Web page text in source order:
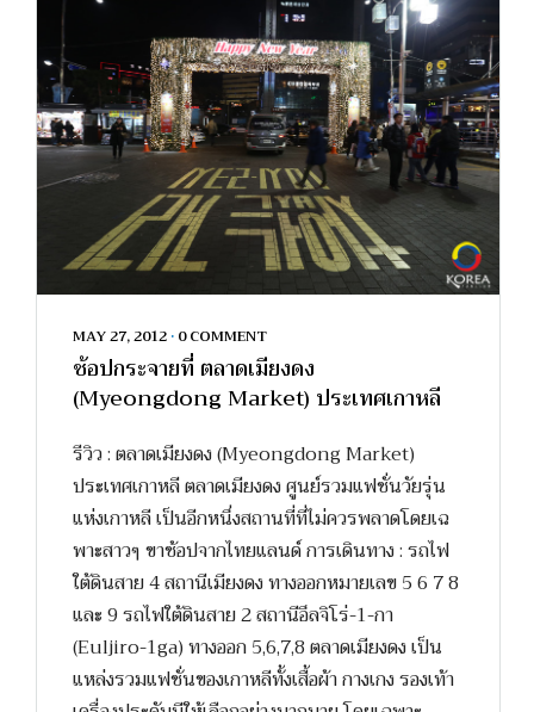
MAY 27, 2012 • 0 COMMENT
ช้อปกระจายที่ ตลาดเมียงดง
(Myeongdong Market) ประเทศเกาหลี
รีวิว : ตลาดเมียงดง (Myeongdong Market)
ประเทศเกาหลี ตลาดเมียงดง ศูนย์รวมแฟชั่นวัยรุ่น
แห่งเกาหลี เป็นอีกหนึ่งสถานที่ที่ไม่ควรพลาดโดยเฉ
พาะสาวๆ ขาช้อปจากไทยแลนด์ การเดินทาง : รถไฟ
ใต้ดินสาย 4 สถานีเมียงดง ทางออกหมายเลข 5 6 7 8
และ 9 รถไฟใต้ดินสาย 2 สถานีอึลจิโร่-1-กา
(Euljiro-1ga) ทางออก 5,6,7,8 ตลาดเมียงดง เป็น
แหล่งรวมแฟชั่นของเกาหลีทั้งเสื้อผ้า กางเกง รองเท้า